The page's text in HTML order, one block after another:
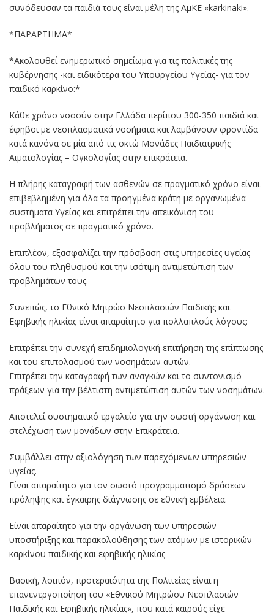
συνόδευσαν τα παιδιά τους είναι μέλη της ΑμΚΕ «karkinaki».
*ΠΑΡΑΡΤΗΜΑ*
*Ακολουθεί ενημερωτικό σημείωμα για τις πολιτικές της
κυβέρνησης -και ειδικότερα του Υπουργείου Υγείας- για τον
παιδικό καρκίνο:*
Κάθε χρόνο νοσούν στην Ελλάδα περίπου 300-350 παιδιά και
έφηβοι με νεοπλασματικά νοσήματα και λαμβάνουν φροντίδα
κατά κανόνα σε μία από τις οκτώ Μονάδες Παιδιατρικής
Αιματολογίας – Ογκολογίας στην επικράτεια.
Η πλήρης καταγραφή των ασθενών σε πραγματικό χρόνο είναι
επιβεβλημένη για όλα τα προηγμένα κράτη με οργανωμένα
συστήματα Υγείας και επιτρέπει την απεικόνιση του
προβλήματος σε πραγματικό χρόνο.
Επιπλέον, εξασφαλίζει την πρόσβαση στις υπηρεσίες υγείας
όλου του πληθυσμού και την ισότιμη αντιμετώπιση των
προβλημάτων τους.
Συνεπώς, το Εθνικό Μητρώο Νεοπλασιών Παιδικής και
Εφηβικής ηλικίας είναι απαραίτητο για πολλαπλούς λόγους:
Επιτρέπει την συνεχή επιδημιολογική επιτήρηση της επίπτωσης
και του επιπολασμού των νοσημάτων αυτών.
Επιτρέπει την καταγραφή των αναγκών και το συντονισμό
πράξεων για την βέλτιστη αντιμετώπιση αυτών των νοσημάτων.
Αποτελεί συστηματικό εργαλείο για την σωστή οργάνωση και
στελέχωση των μονάδων στην Επικράτεια.
Συμβάλλει στην αξιολόγηση των παρεχόμενων υπηρεσιών
υγείας.
Είναι απαραίτητο για τον σωστό προγραμματισμό δράσεων
πρόληψης και έγκαιρης διάγνωσης σε εθνική εμβέλεια.
Είναι απαραίτητο για την οργάνωση των υπηρεσιών
υποστήριξης και παρακολούθησης των ατόμων με ιστορικών
καρκίνου παιδικής και εφηβικής ηλικίας
Βασική, λοιπόν, προτεραιότητα της Πολιτείας είναι η
επανενεργοποίηση του «Εθνικού Μητρώου Νεοπλασιών
Παιδικής και Εφηβικής ηλικίας», που κατά καιρούς είχε